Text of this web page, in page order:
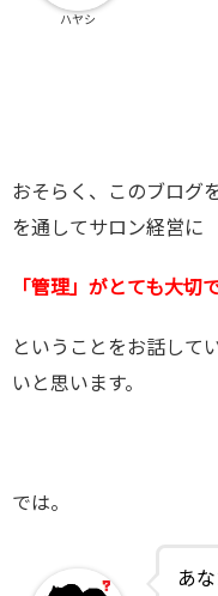
ハヤシ
おそらく、このブログ
を通してサロン経営に
「管理」がとても大切
ということをお話して
いと思います。
では。
あ